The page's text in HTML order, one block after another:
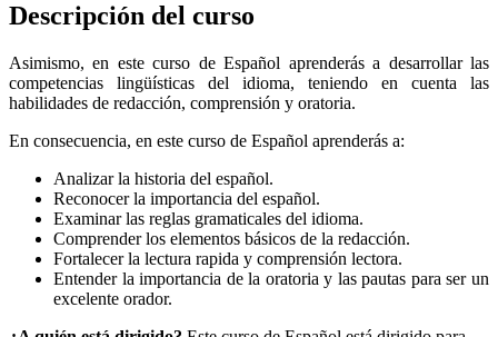
Descripción del curso
Asimismo, en este curso de Español aprenderás a desarrollar las
competencias lingüísticas del idioma, teniendo en cuenta las
habilidades de redacción, comprensión y oratoria.
En consecuencia, en este curso de Español aprenderás a:
Analizar la historia del español.
Reconocer la importancia del español.
Examinar las reglas gramaticales del idioma.
Comprender los elementos básicos de la redacción.
Fortalecer la lectura rapida y comprensión lectora.
Entender la importancia de la oratoria y las pautas para ser un
excelente orador.